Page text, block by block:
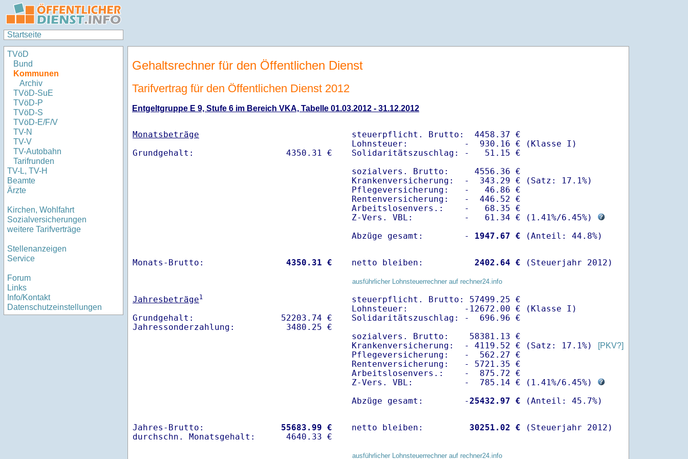
Startseite
TVöD
Bund
Kommunen
Archiv
TVöD-SuE
TVöD-P
TVöD-S
TVöD-E/F/V
TV-N
TV-V
TV-Autobahn
Tarifrunden
TV-L, TV-H
Beamte
Ärzte
Kirchen, Wohlfahrt
Sozialversicherungen
weitere Tarifverträge
Stellenanzeigen
Service
Forum
Links
Info/Kontakt
Datenschutzeinstellungen
Gehaltsrechner für den Öffentlichen Dienst
Tarifvertrag für den Öffentlichen Dienst 2012
Entgeltgruppe E 9, Stufe 6 im Bereich VKA, Tabelle 01.03.2012 - 31.12.2012
Monatsbeträge
steuerpflicht. Brutto:  4458.37 €
Lohnsteuer:           -  930.16 € (Klasse I)
Solidaritätszuschlag: -   51.15 €
sozialvers. Brutto:     4556.36 €
Krankenversicherung:  -  343.29 € (Satz: 17.1%)
Pflegeversicherung:   -   46.86 €
Rentenversicherung:   -  446.52 €
Arbeitslosenvers.:    -   68.35 €
Z-Vers. VBL:          -   61.34 € ( 1.41%/6.45%)
Abzüge gesamt:        -
1947.67 €
Monats-Brutto: 4350.31 € netto bleiben: 2402.64 € (Steuerjahr 2012)
ausführlicher Lohnsteuerrechner auf rechner24.info
Jahresbeträge1
Grundgehalt:                 52203.74 €
steuerpflicht. Brutto: 57499.25 €
Lohnsteuer:           -12672.00 € (Klasse I)
Solidaritätszuschlag: -  696.96 €
sozialvers. Brutto:    58381.13 €
Krankenversicherung:  - 4119.52 € (Satz: 17.1%)
[PKV?]
Pflegeversicherung:   -  562.27 €
Rentenversicherung:   - 5721.35 €
Arbeitslosenvers.:    -  875.72 €
Z-Vers. VBL:          -  785.14 € ( 1.41%/6.45%)
Abzüge gesamt:        -25432.97 €
Jahres-Brutto: 55683.99 €
netto bleiben: 30251.02 € (Steuerjahr 2012)
ausführlicher Lohnsteuerrechner auf rechner24.info